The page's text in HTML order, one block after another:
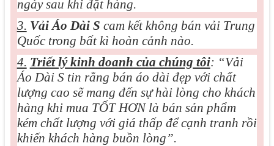
ngày sau khi đặt hàng.
3. Vải Áo Dài S cam kết không bán vải Trung
Quốc trong bất kì hoàn cảnh nào.
4. Triết lý kinh doanh của chúng tôi: “Vải
Áo Dài S tin rằng bán áo dài đẹp với chất
lượng cao sẽ mang đến sự hài lòng cho khách
hàng khi mua TỐT HƠN là bán sản phẩm
kém chất lượng với giá thấp để cạnh tranh rồi
khiến khách hàng buồn lòng”.